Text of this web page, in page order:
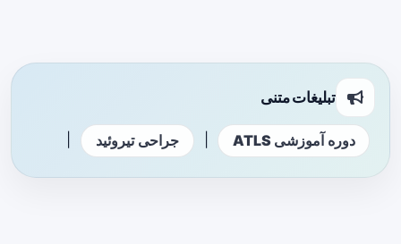
تبلیغات متنی
دوره آموزشی ATLS جراحی تیروئید